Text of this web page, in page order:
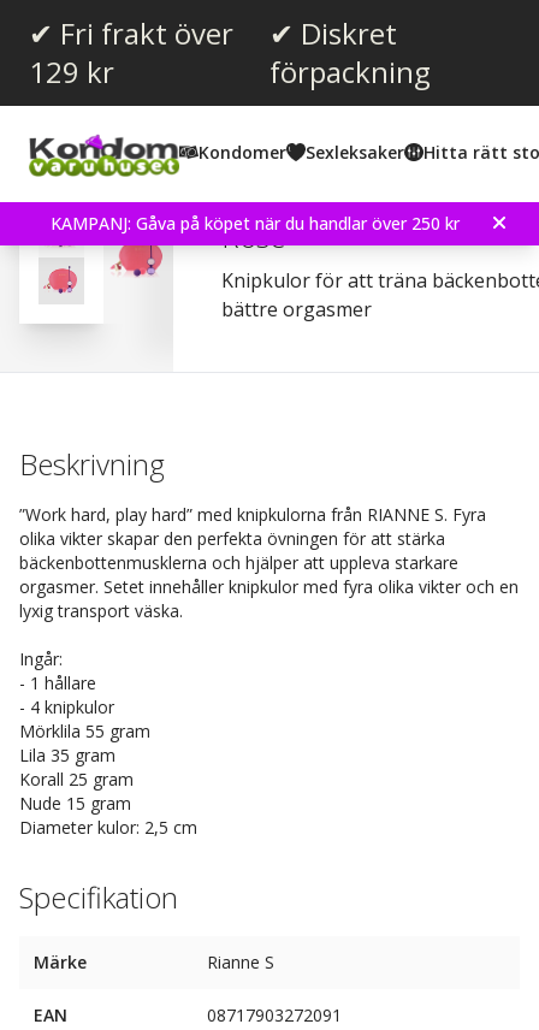
✔ Fri frakt över
129 kr
✔ Diskret
förpackning
Kondomer Sexleksaker Hitta rätt
KAMPANJ: Gåva på köpet när du handlar över 250 kr
Rianne S Essentials
Rose
Knipkulor för att träna
bättre orgasmer
Beskrivning
”Work hard, play hard” med knipkulorna från RIANNE S. Fyra
olika vikter skapar den perfekta övningen för att stärka
bäckenbottenmusklerna och hjälper att uppleva starkare
orgasmer. Setet innehåller knipkulor med fyra olika vikter och en
lyxig transport väska.
Ingår:
- 1 hållare
- 4 knipkulor
Mörklila 55 gram
Lila 35 gram
Korall 25 gram
Nude 15 gram
Diameter kulor: 2,5 cm
Specifikation
Märke Rianne S
EAN 08717903272091